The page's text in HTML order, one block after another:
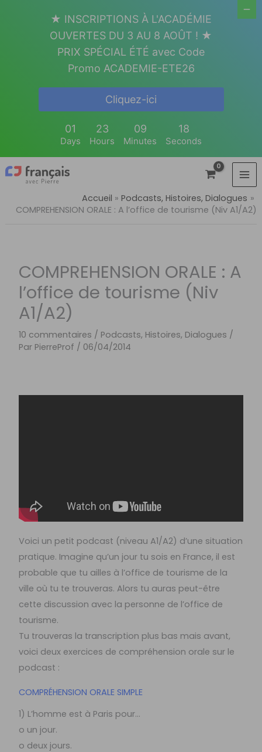
Accueil
Podcasts, Histoires, Dialogues
COMPREHENSION ORALE : A l’office de tourisme (Niv A1/A2)
COMPREHENSION ORALE : A
l’office de tourisme (Niv
A1/A2)
10 commentaires / Podcasts, Histoires, Dialogues /
Par PierreProf / 06/04/2014
Voici un petit podcast (niveau A1/A2) d’une situation
pratique. Imagine qu’un jour tu sois en France, il est
probable que tu ailles à l’office de tourisme de la
ville où tu te trouveras. Alors tu auras peut-être
cette discussion avec la personne de l’office de
tourisme.
Tu trouveras la transcription plus bas mais avant,
voici deux exercices de compréhension orale sur le
podcast :
COMPRÉHENSION ORALE SIMPLE
1) L’homme est à Paris pour…
o un jour.
o deux jours.
★ INSCRIPTIONS À L'ACADÉMIE
OUVERTES DU 3 AU 8 AOÛT ! ★
PRIX SPÉCIAL ÉTÉ avec Code
Promo ACADEMIE-ETE26
Cliquez-ici
01
Days
23
Hours
09
Minutes
17
Seconds